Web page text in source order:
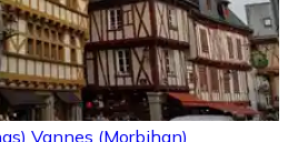
Vannes (Morbihan)